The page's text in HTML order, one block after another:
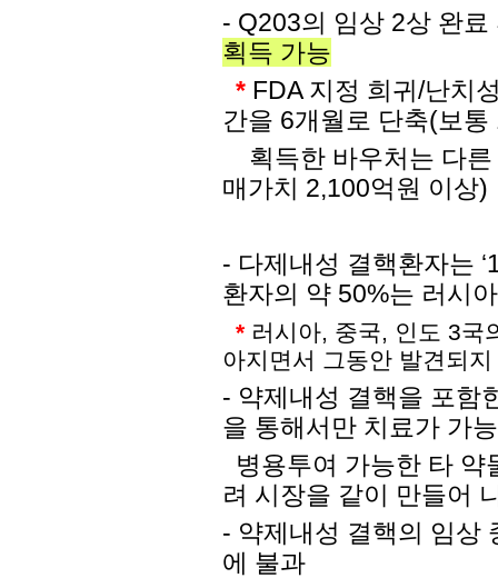
- Q203의 임상 2상 완
획득 가능
* FDA 지정 희귀/난치
간을 6개월로 단축(보통
획득한 바우처는 다른
매가치 2,100억원 이상)
- 다제내성 결핵환자는
환자의 약 50%는 러시
* 러시아, 중국, 인도 3국
아지면서 그동안 발견되
- 약제내성 결핵을 포함
을 통해서만 치료가 가
병용투여 가능한 타 약
려 시장을 같이 만들어
- 약제내성 결핵의 임상
에 불과